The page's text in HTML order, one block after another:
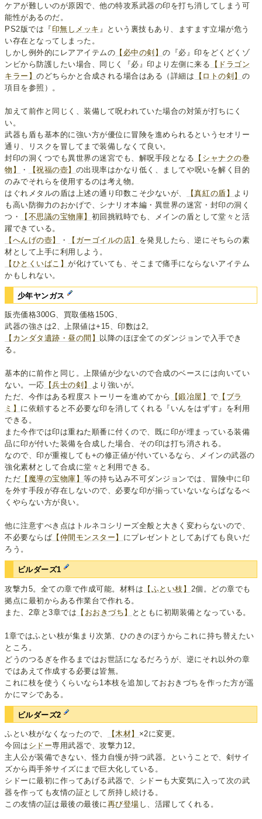
ケアが難しいのが原因で、他の特攻系武器の印を打ち消してしまう可
能性があるのだ。
PS2版では『印無しメッキ 』という裏技もあり、ますます立場が危う
い存在となってしまった。
しかし例外的にレアアイテムの 【必中の剣】の『必』印をどくどくゾ
ンビから防護したい場合、同じく『必』印より左側に来る
【ドラゴン
キラー】のどちらかと合成される場合はある（詳細は 【ロトの剣】 の
項目を参照）。
加えて前作と同じく、装備して呪われていた場合の対策が打ちにく
い。
武器も盾も基本的に強い方が優位に冒険を進められるというセオリー
通り、リスクを冒してまで装備しなくて良い。
封印の洞くつでも異世界の迷宮でも、解呪手段となる 【シャナクの巻
物】
・ 【祝福の壺】 の出現率はかなり低く、ましてや呪いを解く目的
のみでそれらを使用するのは考え物。
はぐれメタルの盾は上述の通り印数こそ少ないが、
【真紅の盾】
より
も高い防御力のおかげで、シナリオ本編・異世界の迷宮・封印の洞く
つ・
【不思議の宝物庫】 初回挑戦時でも、メインの盾として堂々と活
躍できている。
【へんげの壺】
・ 【ガーゴイルの店】 を発見したら、逆にそちらの素
材として上手に利用しよう。
【ひとくいばこ】が化けていても、そこまで痛手にならないアイテム
かもしれない。
少年ヤンガス
販売価格300G、買取価格150G、
武器の強さは2、上限値は+15、印数は2。
【カンダタ遺跡・昼の間】
以降のほぼ全てのダンジョンで入手でき
る。
基本的に前作と同じ。上限値が少ないので合成のベースには向いてい
ない。一応 【兵士の剣】 より強いが。
ただ、今作はある程度ストーリーを進めてから
【鍛冶屋】 で 【ブラ
ミ】 に依頼すると不必要な印を消してくれる『いんをはずす』を利用
できる。
また今作では印は重ねた順番に付くので、既に印が埋まっている装備
品に印が付いた装備を合成した場合、その印は打ち消される。
なので、印が重複しても+の修正値が付いているなら、メインの武器の
強化素材として合成に堂々と利用できる。
ただ 【魔導の宝物庫】等の持ち込み不可ダンジョンでは、冒険中に印
を外す手段が存在しないので、必要な印が揃っていないならばなるべ
くやらない方が良い。
他に注意すべき点はトルネコシリーズ全般と大きく変わらないので、
不必要ならば 【仲間モンスター】 にプレゼントとしてあげても良いだ
ろう。
ビルダーズ1
攻撃力5。全ての章で作成可能。材料は 【ふとい枝】 2個。どの章でも
拠点に最初からある作業台で作れる。
また、2章と3章では 【おおきづち】 とともに初期装備となっている。
1章ではふとい枝が集まり次第、ひのきのぼうからこれに持ち替えたい
ところ。
どうのつるぎを作るまではお世話になるだろうが、逆にそれ以外の章
ではあえて作成する必要は皆無。
これに枝を使うくらいなら1本枝を追加しておおきづちを作った方が遥
かにマシである。
ビルダーズ2
ふとい枝がなくなったので、 【木材】 ×2に変更。
今回は シドー専用武器で、攻撃力12。
主人公が装備できない、怪力自慢が持つ武器。ということで、剣サイ
ズから両手斧サイズにまで巨大化している。
シドーに最初に作ってあげる武器で、シドーも大変気に入って次の武
器を作っても友情の証として所持し続ける。
この友情の証は最後の最後に 再び登場 し、活躍してくれる。